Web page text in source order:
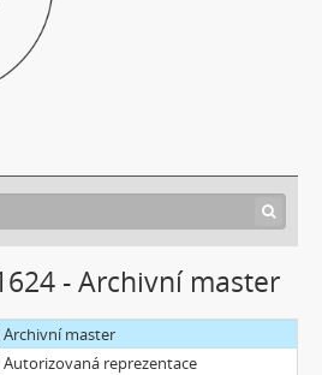
- Archivní master
z hrnečku
očistec
und Ther
kleine Blonde und sein roter Koffer
Krimi
za vteřinou
master
reprezentace